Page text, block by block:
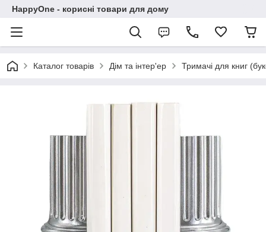
HappyOne - корисні товари для дому
Каталог товарів Дім та інтер'ер Тримачі для книг